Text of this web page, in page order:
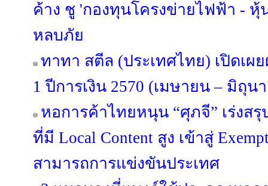
ค้าง ชู 'กองทุนโครงข่ายไฟฟ้า - หุ้
หลบภัย
ทาทา สตีล (ประเทศไทย) เปิดเผ
1 ปีการเงิน 2570 (เมษายน – มิถุน
หอการค้าไทยหนุน “ศุภจี” เร่งส
ที่มี Local Content สูง เข้าสู่
สามารถการแข่งขันประเทศ